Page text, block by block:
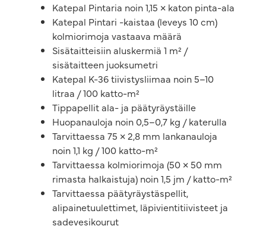
Katepal Pintaria noin 1,15 × katon pinta-ala
Katepal Pintari -kaistaa (leveys 10 cm)
kolmiorimoja vastaava määrä
Sisätaitteisiin aluskermiä 1 m² /
sisätaitteen juoksumetri
Katepal K-36 tiivistysliimaa noin 5–10
litraa / 100 katto-m²
Tippapellit ala- ja päätyräystäille
Huopanauloja noin 0,5–0,7 kg / katerulla
Tarvittaessa 75 × 2,8 mm lankanauloja
noin 1,1 kg / 100 katto-m²
Tarvittaessa kolmiorimoja (50 × 50 mm
rimasta halkaistuja) noin 1,5 jm / katto-m²
Tarvittaessa päätyräystäspellit,
alipainetuulettimet, läpivientitiivisteet ja
sadevesikourut